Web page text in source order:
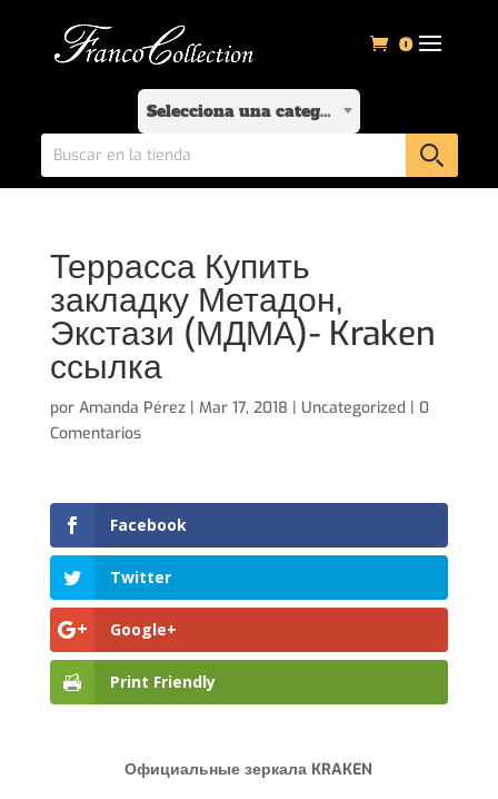
0
Selecciona una categoría
Террасса Купить
закладку Метадон,
Экстази (МДМА)- Kraken
ссылка
por Amanda Pérez| Mar 17, 2018 | Uncategorized | 0
Comentarios
Facebook
Twitter
Google+
Print Friendly
Официальные зеркала KRAKEN